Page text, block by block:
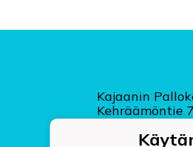
Kajaanin
Kehräämöntie